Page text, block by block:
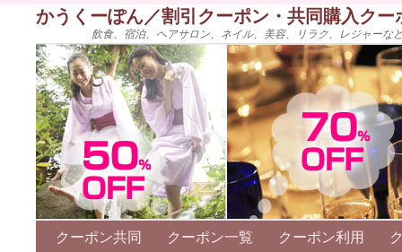
かうくーぽん／割引クーポン・共同購入ク
飲食、宿泊、ヘアサロン、ネイル、美容、リラク、レジャー
クーポン共同 クーポン一覧 クーポン利用